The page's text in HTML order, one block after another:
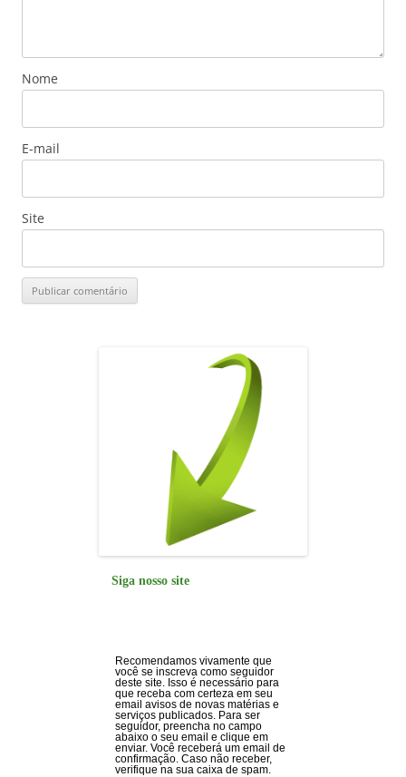
Nome
E-mail
Site
Siga nosso site
Recomendamos vivamente que
você se inscreva como seguidor
deste site. Isso é necessário para
que receba com certeza em seu
email avisos de novas matérias e
serviços publicados. Para ser
seguidor, preencha no campo
abaixo o seu email e clique em
enviar. Você receberá um email de
confirmação. Caso não receber,
verifique na sua caixa de spam.